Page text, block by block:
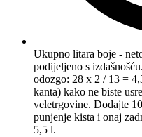
Ukupno litara boje -
podijeljeno s
odozgo: 28 x 2 / 13 =
kanta) kako ne biste
veletrgovine. Dodajte
punjenje kista i onaj
5,5 l.